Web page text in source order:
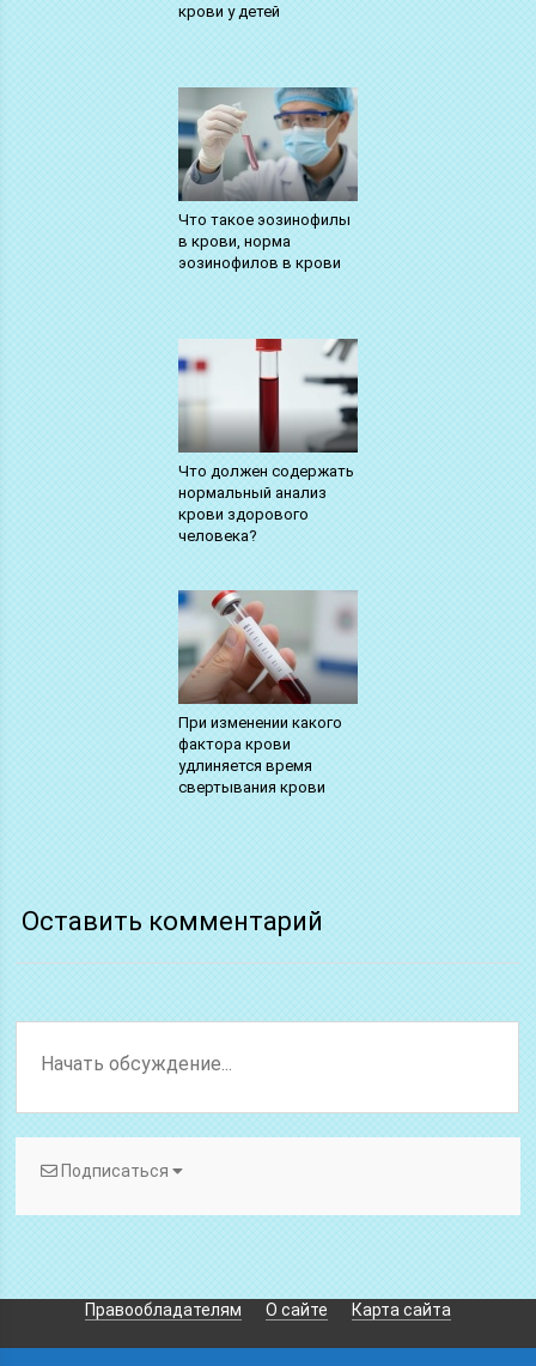
крови у детей
Что такое эозинофилы
в крови, норма
эозинофилов в крови
Что должен содержать
нормальный анализ
крови здорового
человека?
При изменении какого
фактора крови
удлиняется время
свертывания крови
Оставить комментарий
Подписаться
Правообладателям О сайте Карта сайта